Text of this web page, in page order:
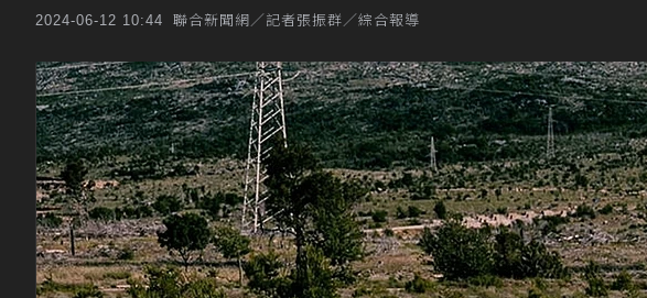
2024-06-12 10:44 聯合新聞網／記者張振群／綜合報導